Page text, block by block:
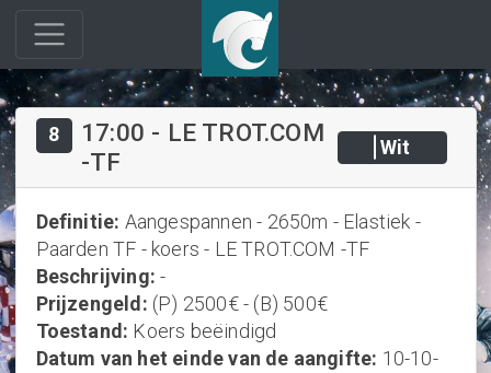
8 17:00 - LE TROT.COM
-TF
Wit
Definitie: Aangespannen - 2650m - Elastiek -
Paarden TF - koers - LE TROT.COM -TF
Beschrijving: -
Prijzengeld : (P) 2500€ - (B) 500€
Toestand : Koers beëindigd
Datum van het einde van de aangifte: 10-10-